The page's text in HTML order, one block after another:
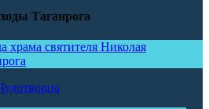
Таганрога